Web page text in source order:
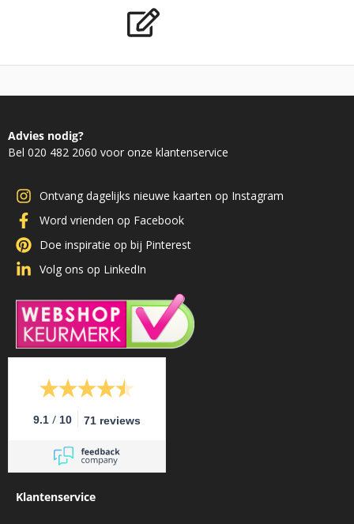
Advies nodig?
Bel 020 482 2060 voor onze klantenservice
Ontvang dagelijks nieuwe kaarten op Instagram
Word vrienden op Facebook
Doe inspiratie op bij Pinterest
Volg ons op LinkedIn
9.1 / 10 71 reviews
Klantenservice